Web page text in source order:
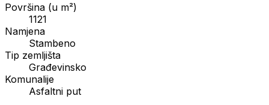
Površina (u m²)
1121
Namjena
Stambeno
Tip zemljišta
Građevinsko
Komunalije
Asfaltni put